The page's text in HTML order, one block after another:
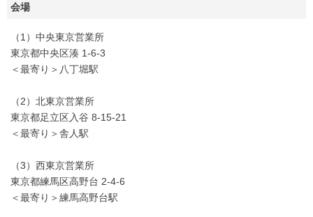
会場
（1）中央東京営業所
東京都中央区湊 1-6-3
＜最寄り＞八丁堀駅
（2）北東京営業所
東京都足立区入谷 8‐15‐21
＜最寄り＞舎人駅
（3）西東京営業所
東京都練馬区高野台 2‐4‐6
＜最寄り＞練馬高野台駅